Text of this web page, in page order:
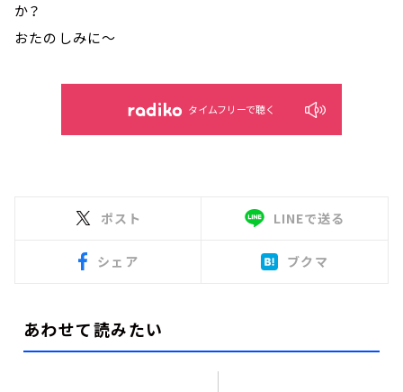
か？
おたのしみに～
タイムフリーで聴く
ポスト LINEで送る
シェア ブクマ
あわせて読みたい